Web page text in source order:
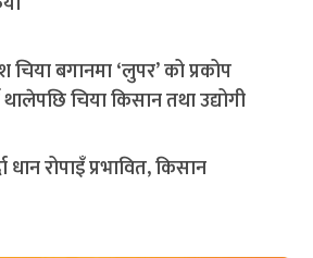
बगानमा ‘लुपर’ को प्रकोप
चिया किसान तथा उद्योगी
धान रोपाइँ प्रभावित, किसान